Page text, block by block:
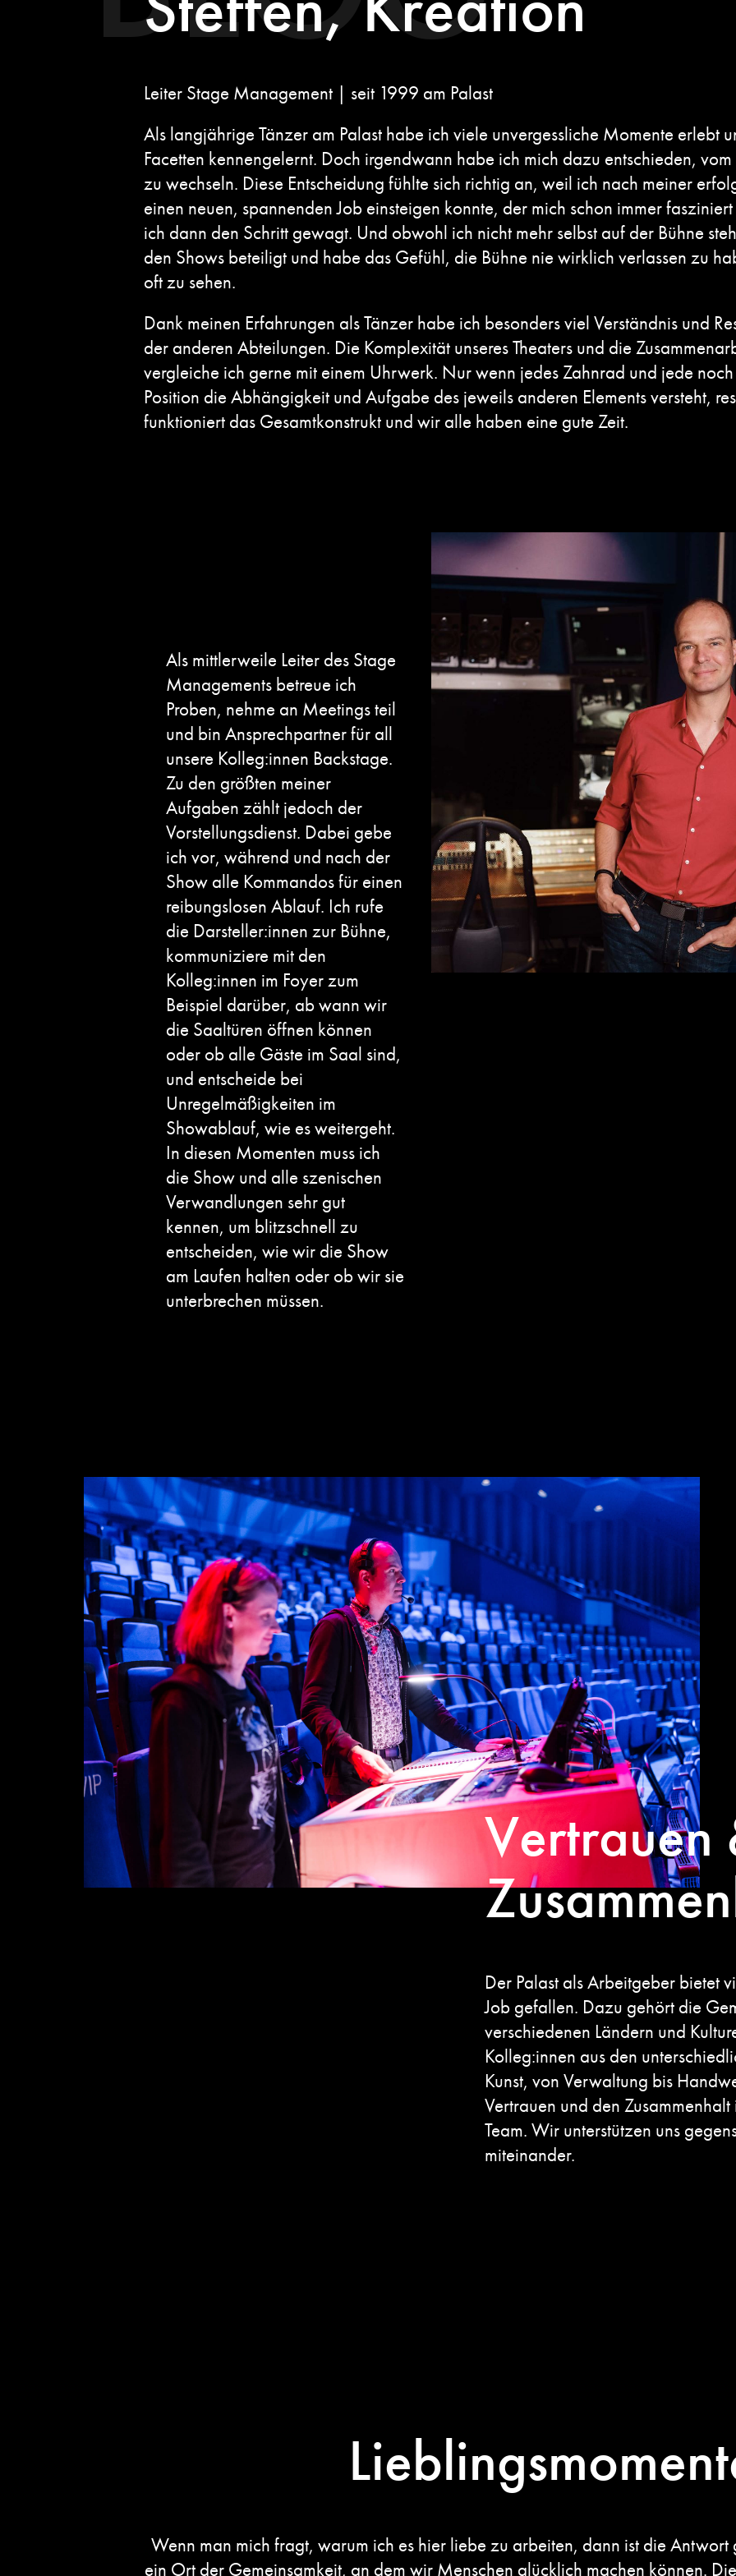
Leiter Stage Management | seit 1999 am Palast
Als langjährige Tänzer am Palast habe ich viele unvergessliche Momente erlebt
Facetten kennengelernt. Doch irgendwann habe ich mich dazu entschieden,
zu wechseln. Diese Entscheidung fühlte sich richtig an, weil ich nach meiner
einen neuen, spannenden Job einsteigen konnte, der mich schon immer
ich dann den Schritt gewagt. Und obwohl ich nicht mehr selbst auf der Bühne
den Shows beteiligt und habe das Gefühl, die Bühne nie wirklich verlassen zu
oft zu sehen.
Dank meinen Erfahrungen als Tänzer habe ich besonders viel Verständnis und
der anderen Abteilungen. Die Komplexität unseres Theaters und die
vergleiche ich gerne mit einem Uhrwerk. Nur wenn jedes Zahnrad und jede
Position die Abhängigkeit und Aufgabe des jeweils anderen Elements versteht,
funktioniert das Gesamtkonstrukt und wir alle haben eine gute Zeit.
Als mittlerweile Leiter des Stage
Managements betreue ich
Proben, nehme an Meetings teil
und bin Ansprechpartner für all
unsere Kolleg:innen Backstage.
Zu den größten meiner
Aufgaben zählt jedoch der
Vorstellungsdienst. Dabei gebe
ich vor, während und nach der
Show alle Kommandos für einen
reibungslosen Ablauf. Ich rufe
die Darsteller:innen zur Bühne,
kommuniziere mit den
Kolleg:innen im Foyer zum
Beispiel darüber, ab wann wir
die Saaltüren öffnen können
oder ob alle Gäste im Saal sind,
und entscheide bei
Unregelmäßigkeiten im
Showablauf, wie es weitergeht.
In diesen Momenten muss ich
die Show und alle szenischen
Verwandlungen sehr gut
kennen, um blitzschnell zu
entscheiden, wie wir die Show
am Laufen halten oder ob wir sie
unterbrechen müssen.
Vertrauen
Der Palast als Arbeitgeber bietet
Job gefallen. Dazu gehört die
verschiedenen Ländern und
Kolleg:innen aus den
Kunst, von Verwaltung bis
Vertrauen und den
Team. Wir unterstützen uns
miteinander.
Wenn man mich fragt, warum ich es hier liebe zu arbeiten, dann ist die Antwort
ein Ort der Gemeinsamkeit, an dem wir Menschen glücklich machen können.